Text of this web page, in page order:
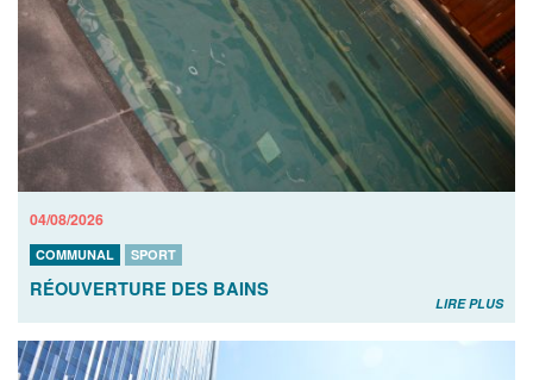
04/08/2026
COMMUNAL SPORT
RÉOUVERTURE DES BAINS
LIRE PLUS